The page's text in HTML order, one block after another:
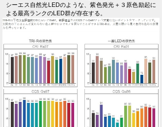
シーエス自然光LEDのような、紫色発光＋３原色励起に
よる最高ランクのLED群が存在する。